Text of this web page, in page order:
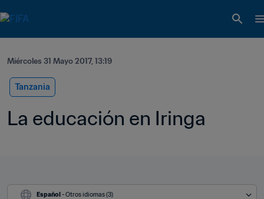
Miércoles 31 Mayo 2017, 13:19
Tanzania
La educación en Iringa
Español - Otros idiomas (3)